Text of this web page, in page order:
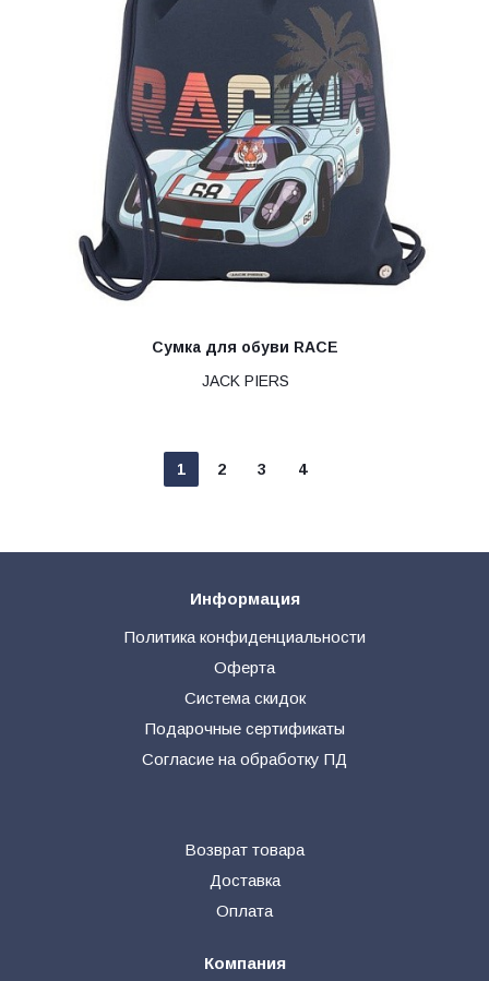
Сумка для обуви RACE
JACK PIERS
1 2 3 4
Информация
Политика конфиденциальности
Оферта
Система скидок
Подарочные сертификаты
Согласие на обработку ПД
Возврат товара
Доставка
Оплата
Компания